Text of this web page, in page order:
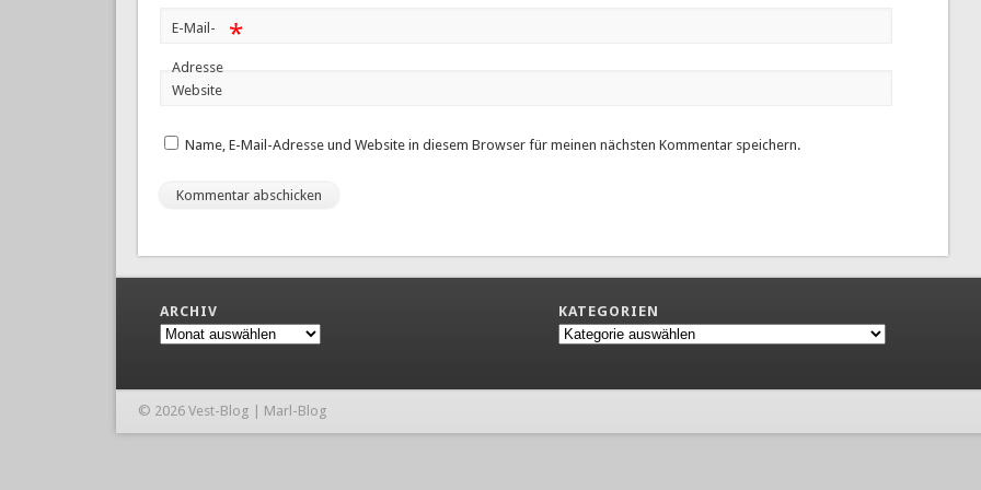
E-Mail-
Adresse
*
Website
Name, E-Mail-Adresse und Website in diesem Browser für meinen nächsten Kommentar speichern.
ARCHIV
Archiv
KATEGORIEN
Kategorien
© 2026 Vest-Blog | Marl-Blog